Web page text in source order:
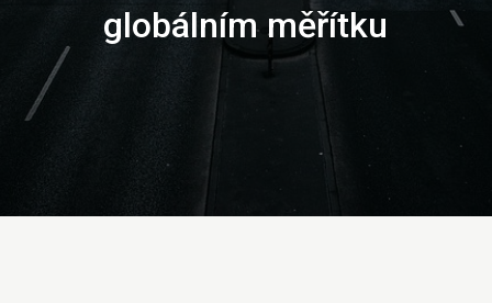
globálním měřítku